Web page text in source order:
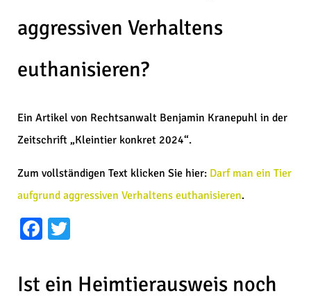
aggressiven Verhaltens
euthanisieren?
Ein Artikel von Rechtsanwalt Benjamin Kranepuhl in der
Zeitschrift „Kleintier konkret 2024“.
Zum vollständigen Text klicken Sie hier: Darf man ein Tier
aufgrund aggressiven Verhaltens euthanisieren.
Facebook
Ist ein Heimtierausweis noch